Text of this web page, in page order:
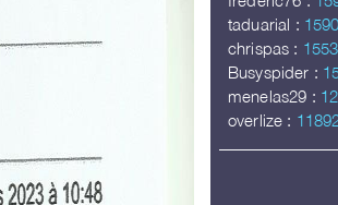
taduarial :
chrispas :
Busyspider :
menelas29 :
overlize :